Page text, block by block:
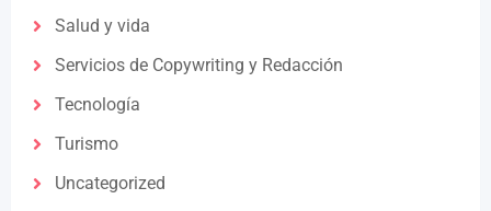
Salud y vida
Servicios de Copywriting y Redacción
Tecnología
Turismo
Uncategorized